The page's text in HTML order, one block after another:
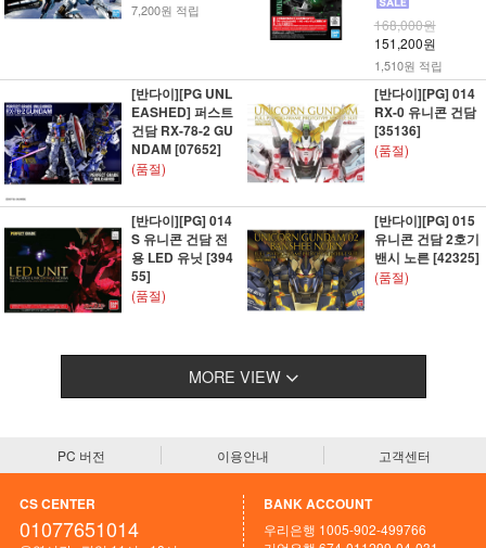
7,200원 적립
168,000원
151,200원
1,510원 적립
[반다이][PG UNL
EASHED] 퍼스트
건담 RX-78-2 GU
NDAM [07652]
(품절)
[반다이][PG] 014
RX-0 유니콘 건담
[35136]
(품절)
[반다이][PG] 014
S 유니콘 건담 전
용 LED 유닛 [394
55]
(품절)
[반다이][PG] 015
유니콘 건담 2호기
밴시 노른 [42325]
(품절)
MORE VIEW
PC 버전 이용안내 고객센터
CS CENTER
01077651014
BANK ACCOUNT
우리은행 1005-902-499766